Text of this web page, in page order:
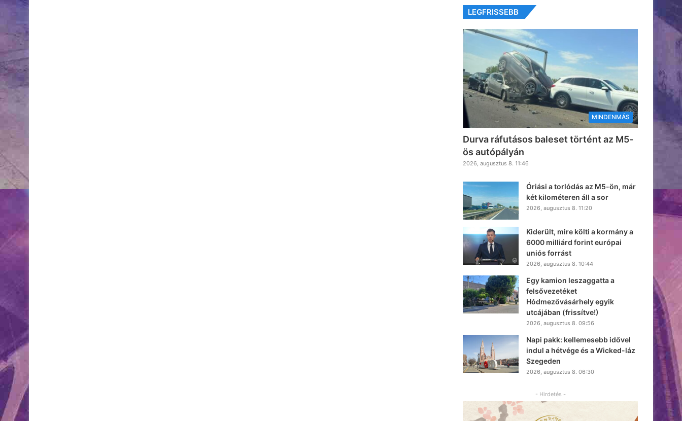
LEGFRISSEBB
MINDENMÁS
Durva ráfutásos baleset történt az M5-
ös autópályán
2026, augusztus 8. 11:46
Óriási a torlódás az M5-ön, már
két kilométeren áll a sor
2026, augusztus 8. 11:20
Kiderült, mire költi a kormány a
6000 milliárd forint európai
uniós forrást
2026, augusztus 8. 10:44
Egy kamion leszaggatta a
felsővezetéket
Hódmezővásárhely egyik
utcájában (frissítve!)
2026, augusztus 8. 09:56
Napi pakk: kellemesebb idővel
indul a hétvége és a Wicked-láz
Szegeden
2026, augusztus 8. 06:30
- Hirdetés -